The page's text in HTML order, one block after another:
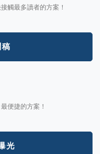
觸最多讀者的方案！
便捷的方案！
光